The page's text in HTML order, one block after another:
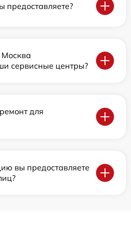
сервисные центры?
для
вы предоставляете